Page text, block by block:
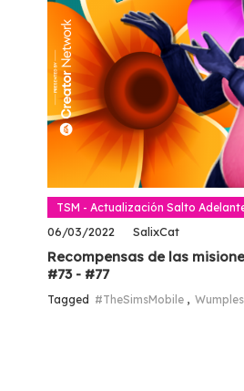
TSM - Actualización Salto
06/03/2022 SalixCat
Recompensas de las
#73 - #77
Tagged #TheSimsMobile , Wumples